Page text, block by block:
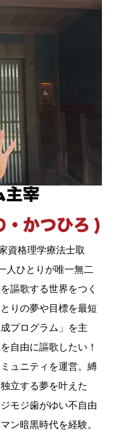
資格理学療法士取
人ひとりが唯一無二
謳歌する世界をつく
りの夢や目標を最短
プログラム」を主
自由に謳歌したい！
ュニティを運営。縛
立する夢を叶えた
モジ歯がゆい不自由
ン暗黒時代を経験。